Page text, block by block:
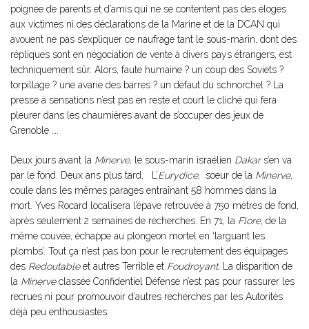
poignée de parents et d’amis qui ne se contentent pas des éloges
aux victimes ni des déclarations de la Marine et de la DCAN qui
avouent ne pas s’expliquer ce naufrage tant le sous-marin, dont des
répliques sont en négociation de vente à divers pays étrangers, est
techniquement sûr. Alors, faute humaine ? un coup des Soviets ?
torpillage ? une avarie des barres ? un défaut du schnorchel ? La
presse à sensations n’est pas en reste et court le cliché qui fera
pleurer dans les chaumières avant de s’occuper des jeux de
Grenoble ….
Deux jours avant la Minerve, le sous-marin israélien Dakars’en va
par le fond. Deux ans plus tard, L’Eurydice, soeur de la Minerve,
coule dans les mêmes parages entraînant 58 hommes dans la
mort. Yves Rocard localisera l’épave retrouvée à 750 mètres de fond,
après seulement 2 semaines de recherches. En 71, la Flore, de la
même couvée, échappe au plongeon mortel en ‘larguant les
plombs’. Tout ça n’est pas bon pour le recrutement des équipages
des Redoutableet autres Terrible et Foudroyant. La disparition de
la Minerveclassée Confidentiel Défense n’est pas pour rassurer les
recrues ni pour promouvoir d’autres recherches par les Autorités
déjà peu enthousiastes.